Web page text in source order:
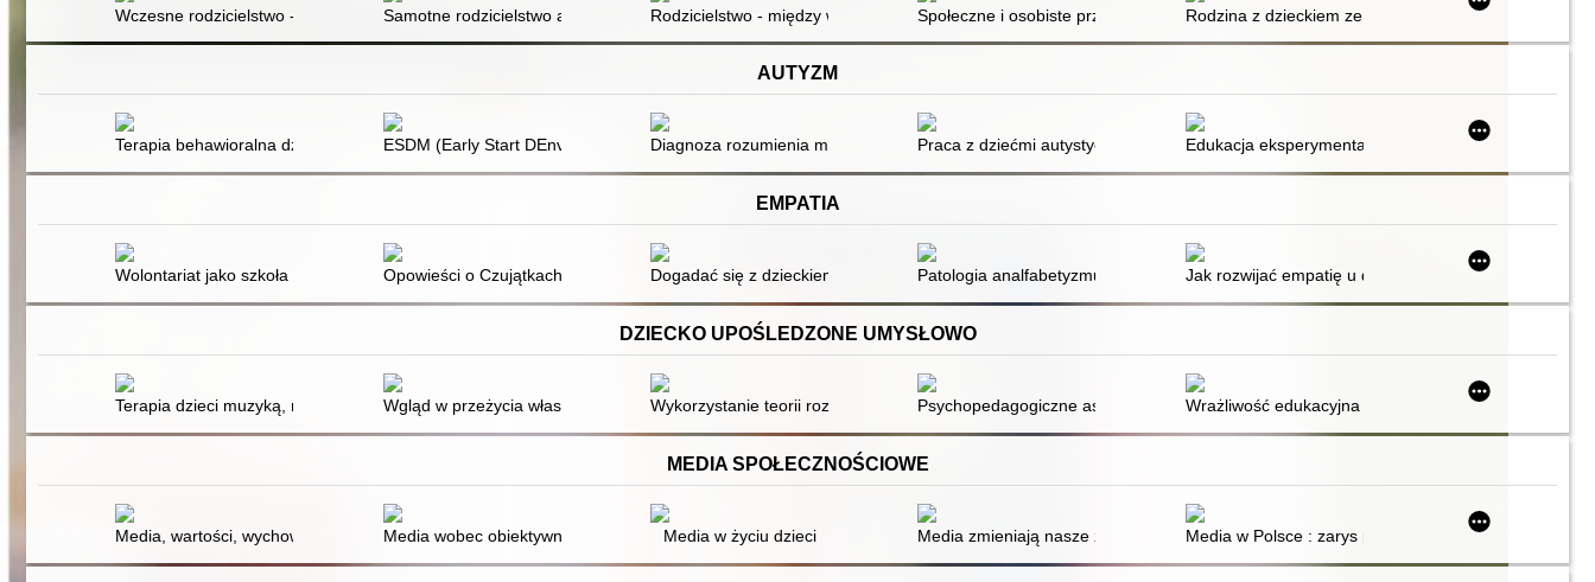
Wczesne rodzicielstwo - zagrożenie czy szansa? : nastoletni rodzice z łódzkich enklaw biedy
Samotne rodzicielstwo a zagrożenie wykluczeniem społecznymRodzicielstwo - między wiedzą a intuicją : scenariusze zajęćSpołeczne i osobiste przestrzenie samotnego macierzyństwa : konteksty pedagogiczne i
Rodzina z dzieckiem ze sprzężoną
AUTYZM
Terapia behawioralna dzieci z autyzmem : terapia, badania i praktyka stosowanej analizy zachowania
ESDM (Early Start DEnver Model) - wielospecjalistyczna metoda wczesnej interwencji dla małych dzieci z ASD
Diagnoza rozumienia mowy osób z ASD ze złożonymi potrzebami komunikacyjnymi - propozycja modelu badania
Praca z dziećmi autystycznymi w St. Colman'sEdukacja eksperymentalna i wczesna interwencja w
EMPATIA
Wolontariat jako szkoła empatii. Część 1Opowieści o Czujątkach : ćwiczenia z empatii dla dzieci i... dorosłych
Dogadać się z dzieckiem : coaching, empatia, rodzicielstwoPatologia analfabetyzmu emocjonalnego : przyczyny i skutki braku empatii w rodzinie i
Jak rozwijać empatię u dzieci?
DZIECKO UPOŚLEDZONE UMYSŁOWO
Terapia dzieci muzyką, ruchem, i mowąWgląd w przeżycia własne jako próba samopoznania i przezwyciężania trudności przez dorastającą młodzież o obniżonej sprawności umysłowej
Wykorzystanie teorii rozwoju inteligencji sensoryczno-motorycznej Piageta do diagnozy rozwoju psychoruchowego dzieci
Psychopedagogiczne aspekty hipoterapii dzieci i młodzieży niepełnosprawnych
Wrażliwość edukacyjna dziecka upośledzonego
MEDIA SPOŁECZNOŚCIOWE
Media, wartości, wychowanie Media wobec obiektywnej rzeczywistościMedia w życiu dzieci Media zmieniają nasze życie : program ścieżki czytelniczej i medialnej na drugi i trzeci
Media w Polsce : zarys problematyki